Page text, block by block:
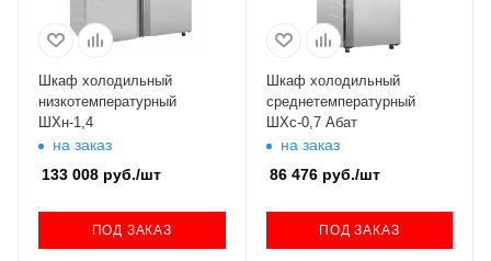
Шкаф холодильный
низкотемпературный
ШХн-1,4
на заказ
133 008 руб./шт
ПОД ЗАКАЗ
Шкаф холодильный
среднетемпературный
ШХс-0,7 Абат
на заказ
86 476руб./шт
ПОД ЗАКАЗ